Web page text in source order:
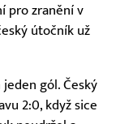
pro zranění v
útočník už
gól. Český
2:0, když sice